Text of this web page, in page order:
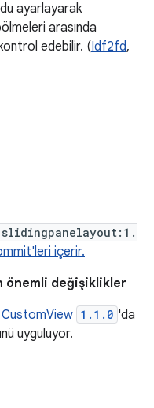
ayarlayarak
arasında
kontrol edebilir. (Idf2fd,
içerir.
önemli değişiklikler
CustomView 1.1.0 'da
uyguluyor.